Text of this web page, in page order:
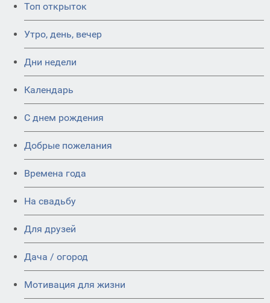
Топ открыток
Утро, день, вечер
Дни недели
Календарь
C днем рождения
Добрые пожелания
Времена года
На свадьбу
Для друзей
Дача / огород
Мотивация для жизни